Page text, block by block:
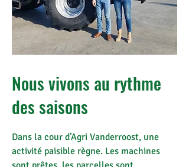
Nous vivons au rythme
des saisons
Dans la cour d’Agri Vanderroost, une
activité paisible règne. Les machines